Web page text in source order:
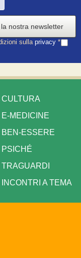
nostra newsletter
sulla privacy *
CULTURA
E-MEDICINE
BEN-ESSERE
PSICHÉ
TRAGUARDI
INCONTRI A TEMA